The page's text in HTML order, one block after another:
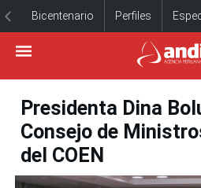
Bicentenario Perfiles
Presidenta Dina
Consejo de
del COEN